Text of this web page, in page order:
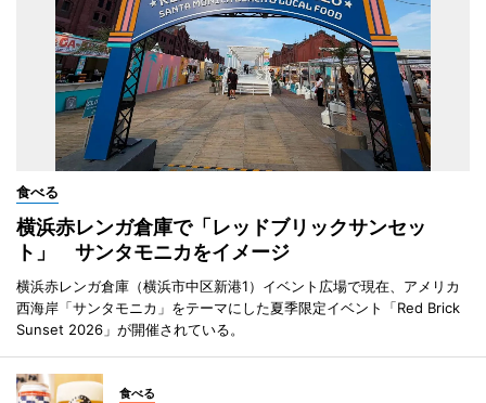
食べる
横浜赤レンガ倉庫で「レッドブリックサンセッ
ト」 サンタモニカをイメージ
横浜赤レンガ倉庫（横浜市中区新港1）イベント広場で現在、アメリカ
西海岸「サンタモニカ」をテーマにした夏季限定イベント「Red Brick
Sunset 2026」が開催されている。
食べる